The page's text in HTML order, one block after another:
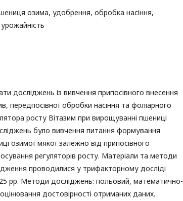
озима, удобрення, обробка насіння,
досліджень із вивчення припосівного внесення
передпосівної обробки насіння та фоліарного
росту Вітазим при вирощуванні пшениці
було вивчення питання формування
озимої мякої залежно від припосівного
регуляторів росту. Матеріали та методи
проводилися у трифакторному досліді
рр. Методи досліджень: польовий, математично-
достовірності отриманих даних.